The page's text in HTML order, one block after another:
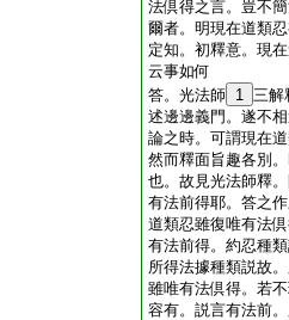
法倶得之言。豈不
爾者。明現在道類
定知。初釋意。現
云事如何
答。光法師 1 三解
述邊邊義門。遂不
論之時。可謂現在
然而釋面旨趣各別
也。故見光法師釋
有法前得耶。答之
道類忍雖復唯有法
有法前得。約忍種
所得法據種類説故
雖唯有法倶得。若
容有。説言有法前